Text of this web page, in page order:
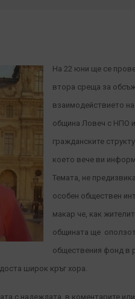
На 22 юни ще се
втора среща за
взаимодействието на
община Ловеч с НПО и
гражданските
което вече ви
Темата, не предизвика
особен обществен
макар че, как
общината ще
обществения фонд в
широк кръг хора.
с надеждата, в коментарите или